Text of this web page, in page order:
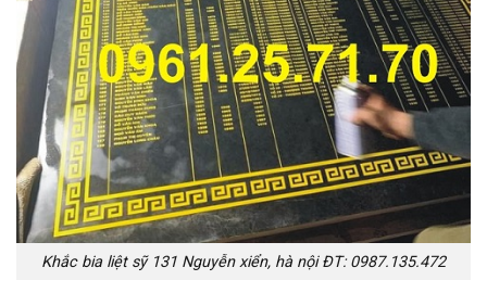
Khắc bia liệt sỹ 131 Nguyễn xiển, hà nội ĐT: 0987.135.472